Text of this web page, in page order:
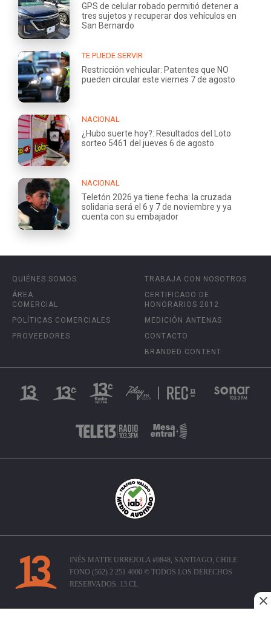
GPS de celular robado permitió detener a
tres sujetos y recuperar dos vehículos en
San Bernardo
TE PUEDE SERVIR
Restricción vehicular: Patentes que NO
pueden circular este viernes 7 de agosto
NACIONAL
¿Hubo suerte hoy?: Resultados del Loto
sorteo 5461 del jueves 6 de agosto
NACIONAL
Teletón 2026 ya tiene fecha: la cruzada
solidaria será el 6 y 7 de noviembre y ya
cuenta con su embajador
QUIÉNES SOMOS
ÁREA
COMERCIAL
POLÍTICAS COMERCIALES
PROVEEDORES
TRABAJA CON NOSOTROS
CERTIFICADO DE
HONORARIOS 2012
MEDICIÓN ANTENAS
CONTACTO
BRANDED CONTENT
INÉS MATTE URREJOLA #0848, SANTIAGO, CHILE
FONO (562) 2 251 4000 © TODOS LOS DERECHOS
RESERVADOS. 13.CL